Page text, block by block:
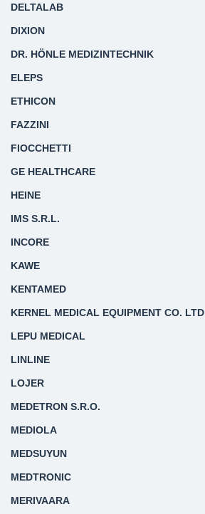
DELTALAB
DIXION
DR. HÖNLE MEDIZINTECHNIK
ELEPS
ETHICON
FAZZINI
FIOCCHETTI
GE HEALTHCARE
HEINE
IMS S.R.L.
INCORE
KAWE
KENTAMED
KERNEL MEDICAL EQUIPMENT CO. LTD
LEPU MEDICAL
LINLINE
LOJER
MEDETRON S.R.O.
MEDIOLA
MEDSUYUN
MEDTRONIC
MERIVAARA